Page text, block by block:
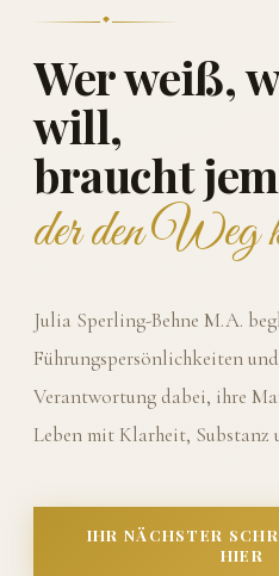
Wer weiß,
will,
braucht
der den Weg
Julia Sperling-Behne M.A.
Führungspersönlichkeiten
Verantwortung dabei, ihre
Leben mit Klarheit, Substanz
IHR NÄCHSTER
HIER